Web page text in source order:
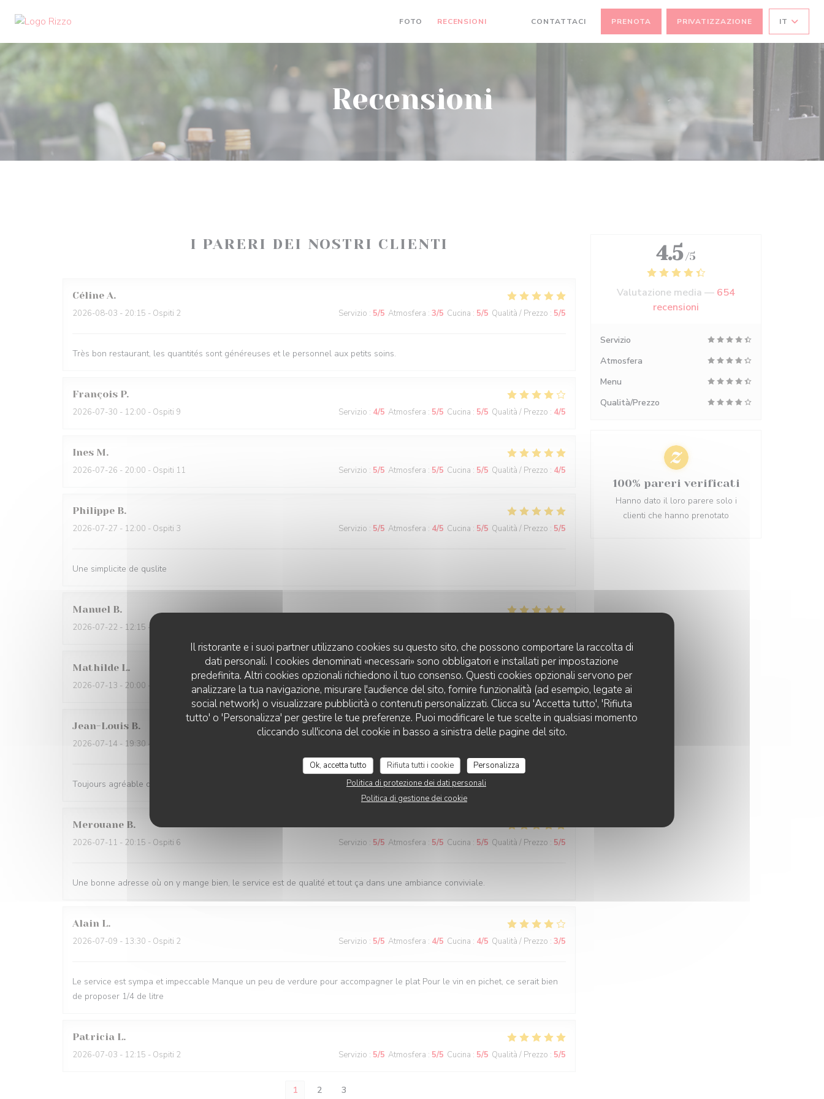
Il ristorante e i suoi partner utilizzano cookies su questo sito, che possono comportare la raccolta di
dati personali. I cookies denominati «necessari» sono obbligatori e installati per impostazione
predefinita. Altri cookies opzionali richiedono il tuo consenso. Questi cookies opzionali servono per
analizzare la tua navigazione, misurare l'audience del sito, fornire funzionalità (ad esempio, legate ai
social network) o visualizzare pubblicità o contenuti personalizzati. Clicca su 'Accetta tutto', 'Rifiuta
tutto' o 'Personalizza' per gestire le tue preferenze. Puoi modificare le tue scelte in qualsiasi momento
cliccando sull'icona del cookie in basso a sinistra delle pagine del sito.
Ok, accetta tutto Rifiuta tutti i cookie
Personalizza
Politica di protezione dei dati personali
Politica di gestione dei cookie
FOTO RECENSIONI CONTATTACI PRENOTA PRIVATIZZAZIONE IT
Recensioni
I PARERI DEI NOSTRI CLIENTI
Céline A
2026-08-03 - 20:15 - Ospiti 2 Servizio : 5/5 Atmosfera : 3/5 Cucina : 5/5 Qualità / Prezzo : 5/5
Très bon restaurant, les quantités sont généreuses et le personnel aux petits soins.
François P
2026-07-30 - 12:00 - Ospiti 9 Servizio : 4/5 Atmosfera : 5/5 Cucina : 5/5 Qualità / Prezzo : 4/5
Ines M
2026-07-26 - 20:00 - Ospiti 11 Servizio : 5/5 Atmosfera : 5/5 Cucina : 5/5 Qualità / Prezzo : 4/5
Philippe B
2026-07-27 - 12:00 - Ospiti 3 Servizio : 5/5 Atmosfera : 4/5 Cucina : 5/5 Qualità / Prezzo : 5/5
Une simplicite de quslite
Manuel B
2026-07-22 - 12:15 - Ospiti 2
Mathilde L
2026-07-13 - 20:00 - Ospiti 3 Servizio: 5 /5 Atmosfera : 5/5 Cucina: 5/5 Qualità / Prezzo 5/5
Jean-Louis B
2026-07-14 - 19:30 - Ospiti 3
Toujours agréable de venir au Rizzo
Merouane B
2026-07-11 - 20:15 - Ospiti 6 Servizio : 5/5 Atmosfera : 5/5 Cucina : 5/5 Qualità / Prezzo : 5/5
Une bonne adresse où on y mange bien, le service est de qualité et tout ça dans une ambiance conviviale.
Alain L
2026-07-09 - 13:30 - Ospiti 2 Servizio : 5/5 Atmosfera : 4/5 Cucina : 4/5 Qualità / Prezzo : 3/5
Le service est sympa et impeccable Manque un peu de verdure pour accompagner le plat Pour le vin en pichet, ce serait bien
de proposer 1/4 de litre
Patricia L
2026-07-03 - 12:15 - Ospiti 2 Servizio : 5/5 Atmosfera : 5/5 Cucina : 5/5 Qualità / Prezzo : 5/5
1 2 3
4.5 /5
Valutazione media — 654
recensioni
Servizio
Atmosfera
Menu
Qualità/Prezzo
100% pareri verificati
Hanno dato il loro parere solo i
clienti che hanno prenotato